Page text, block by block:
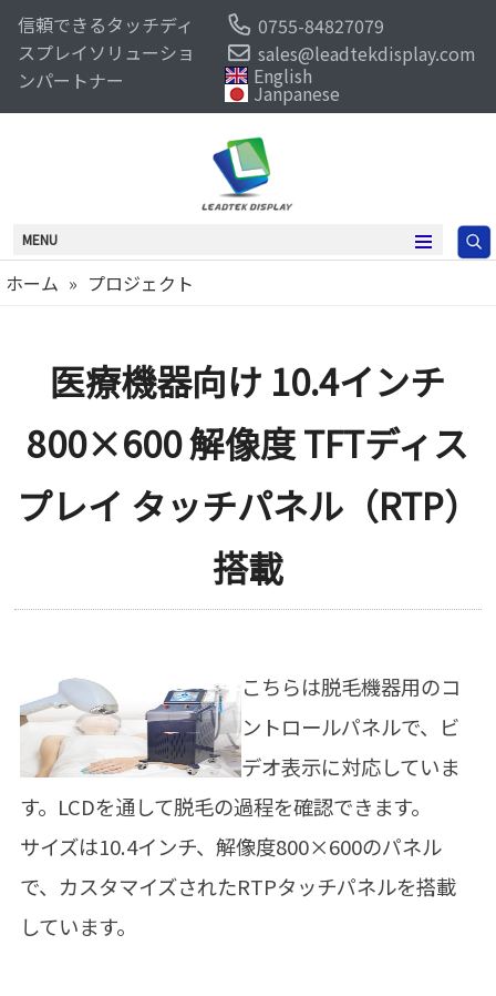
信頼できるタッチディ
スプレイソリューショ
ンパートナー
0755-84827079
sales@leadtekdisplay.com
English
Janpanese
MENU
ホーム » プロジェクト
医療機器向け 10.4インチ
800×600 解像度 TFTディス
プレイ タッチパネル（RTP）
搭載
こちらは脱毛機器用のコ
ントロールパネルで、ビ
デオ表示に対応していま
す。LCDを通して脱毛の過程を確認できます。
サイズは10.4インチ、解像度800×600のパネル
で、カスタマイズされたRTPタッチパネルを搭載
しています。